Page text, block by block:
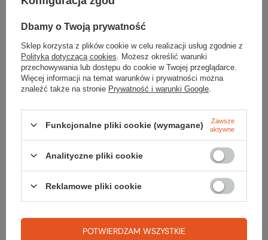
Rękawiczki CRAG HALF-FINGER
89,99 zł
Najniższa cena z 30 dni przed obniżką:69,99 zł
Gwarancja
Na sprzedawane produkty udzielana jest 24-miesięczna rękojmia na
podstawie ustawy z dnia 30 maja 2014r. o prawach konsumenta.
PODMIOT ODPOWIEDZIALNY ZA TEN PRODUKT NA TERENIE UE
Ober Alp S.p.A.-A.G. Więcej
Dbamy o Twoją prywatność
Sklep korzysta z plików cookie w celu realizacji usług zgodnie z
Polityką dotyczącą cookies . Możesz określić warunki
przechowywania lub dostępu do cookie w Twojej przeglądarce.
Więcej informacji na temat warunków i prywatności można
znaleźć także na stronie Prywatność i warunki Google
Funkcjonalne pliki cookie (wymagane)
Zawsze
aktywne
Analityczne pliki cookie
Reklamowe pliki cookie
POTWIERDZAM WSZYSTKIE